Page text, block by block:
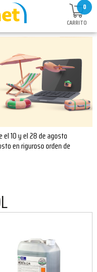
0
CARRITO
10 y el 28 de agosto
en riguroso orden de